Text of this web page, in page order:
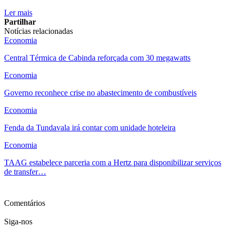
Ler mais
Partilhar
Notícias relacionadas
Economia
Central Térmica de Cabinda reforçada com 30 megawatts
Economia
Governo reconhece crise no abastecimento de combustíveis
Economia
Fenda da Tundavala irá contar com unidade hoteleira
Economia
TAAG estabelece parceria com a Hertz para disponibilizar serviços
de transfer…
Comentários
Siga-nos